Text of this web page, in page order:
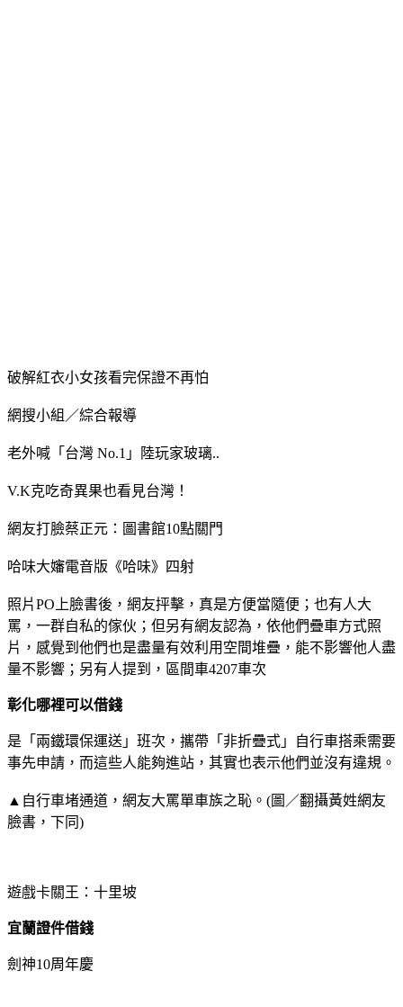
破解紅衣小女孩看完保證不再怕
網搜小組／綜合報導
老外喊「台灣 No.1」陸玩家玻璃..
V.K克吃奇異果也看見台灣！
網友打臉蔡正元：圖書館10點關門
哈味大嬸電音版《哈味》四射
照片PO上臉書後，網友抨擊，真是方便當隨便；也有人大
罵，一群自私的傢伙；但另有網友認為，依他們疊車方式照
片，感覺到他們也是盡量有效利用空間堆疊，能不影響他人盡
量不影響；另有人提到，區間車4207車次
彰化哪裡可以借錢
是「兩鐵環保運送」班次，攜帶「非折疊式」自行車搭乘需要
事先申請，而這些人能夠進站，其實也表示他們並沒有違規。
▲自行車堵通道，網友大罵單車族之恥。(圖／翻攝黃姓網友
臉書，下同)
遊戲卡關王：十里坡
宜蘭證件借錢
劍神10周年慶